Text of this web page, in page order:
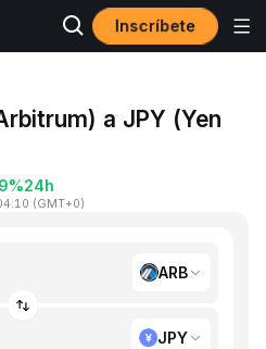
Inscríbete
a JPY (Yen
24h
(GMT+0)
ARB
JPY